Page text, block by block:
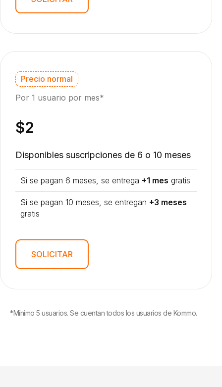
Precio normal
Por 1 usuario por mes*
$2
Disponibles suscripciones de 6 o 10 meses
Si se pagan 6 meses, se entrega +1 mes gratis
Si se pagan 10 meses, se entregan +3 meses
gratis
SOLICITAR
*Mínimo 5 usuarios. Se cuentan todos los usuarios de Kommo.